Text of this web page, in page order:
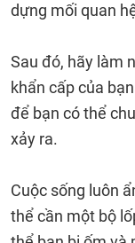
dựng mối quan
Sau đó, hãy làm
khẩn cấp của
để bạn có thể
xảy ra.
Cuộc sống luôn
thể cần một bộ